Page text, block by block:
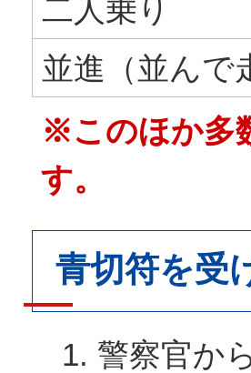
二人乗り
並進（並んで
※このほか多
す。
青切符を受
警察官か